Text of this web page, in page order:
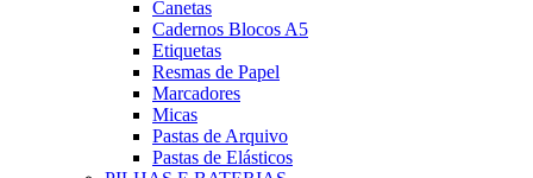
Canetas
Cadernos Blocos A5
Etiquetas
Resmas de Papel
Marcadores
Micas
Pastas de Arquivo
Pastas de Elásticos